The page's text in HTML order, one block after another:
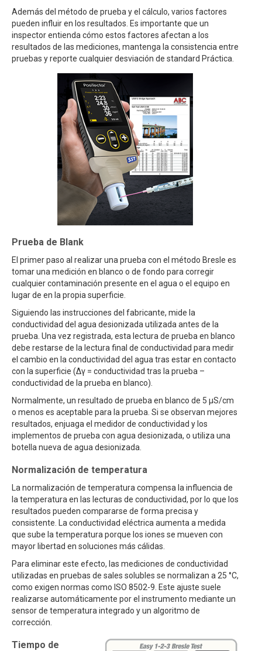
Además del método de prueba y el cálculo, varios factores
pueden influir en los resultados. Es importante que un
inspector entienda cómo estos factores afectan a los
resultados de las mediciones, mantenga la consistencia entre
pruebas y reporte cualquier desviación de standard Práctica.
Prueba de Blank
El primer paso al realizar una prueba con el método Bresle es
tomar una medición en blanco o de fondo para corregir
cualquier contaminación presente en el agua o el equipo en
lugar de en la propia superficie.
Siguiendo las instrucciones del fabricante, mide la
conductividad del agua desionizada utilizada antes de la
prueba. Una vez registrada, esta lectura de prueba en blanco
debe restarse de la lectura final de conductividad para medir
el cambio en la conductividad del agua tras estar en contacto
con la superficie (∆γ = conductividad tras la prueba –
conductividad de la prueba en blanco).
Normalmente, un resultado de prueba en blanco de 5 μS/cm
o menos es aceptable para la prueba. Si se observan mejores
resultados, enjuaga el medidor de conductividad y los
implementos de prueba con agua desionizada, o utiliza una
botella nueva de agua desionizada.
Normalización de temperatura
La normalización de temperatura compensa la influencia de
la temperatura en las lecturas de conductividad, por lo que los
resultados pueden compararse de forma precisa y
consistente. La conductividad eléctrica aumenta a medida
que sube la temperatura porque los iones se mueven con
mayor libertad en soluciones más cálidas.
Para eliminar este efecto, las mediciones de conductividad
utilizadas en pruebas de sales solubles se normalizan a 25 °C,
como exigen normas como ISO 8502-9. Este ajuste suele
realizarse automáticamente por el instrumento mediante un
sensor de temperatura integrado y un algoritmo de
corrección.
Tiempo de